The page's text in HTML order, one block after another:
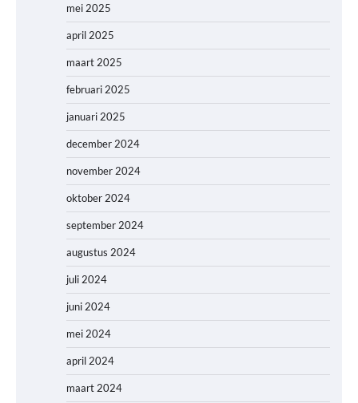
mei 2025
april 2025
maart 2025
februari 2025
januari 2025
december 2024
november 2024
oktober 2024
september 2024
augustus 2024
juli 2024
juni 2024
mei 2024
april 2024
maart 2024